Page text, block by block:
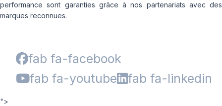
performance sont garanties grâce à nos partenariats avec des
marques reconnues.
fab fa-facebook
fab fa-youtube
fab fa-linkedin
">